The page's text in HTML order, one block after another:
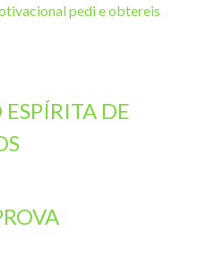
pedi e obtereis
DE